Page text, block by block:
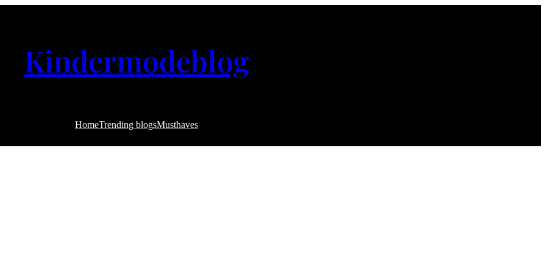
Kindermodeblog
HomeTrending blogsMusthaves